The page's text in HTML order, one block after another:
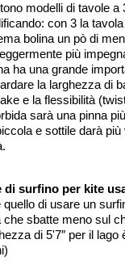
modelli di tavole a
con 3 la
bolina un pò di
più
ha una grande
la larghezza di
e la flessibilità
sarà una pinna
e sottile darà più
di surfino per kite
di usare un
sbatte meno sul
di 5'7″ per il lago